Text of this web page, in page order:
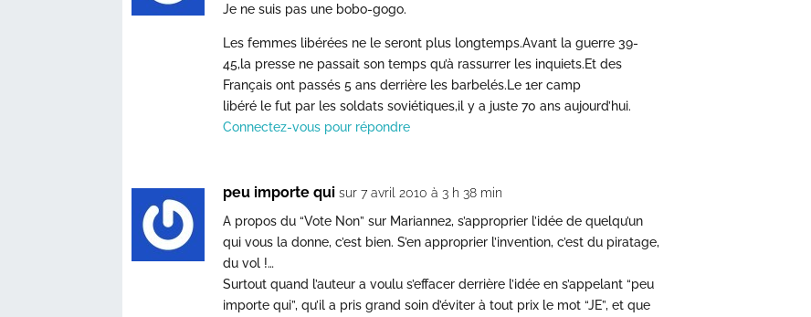
Je ne suis pas une bobo-gogo.
Les femmes libérées ne le seront plus longtemps.Avant la guerre 39-
45,la presse ne passait son temps qu’à rassurrer les inquiets.Et des
Français ont passés 5 ans derrière les barbelés.Le 1er camp
libéré le fut par les soldats soviétiques,il y a juste 70 ans aujourd’hui.
Connectez-vous pour répondre
peu importe qui sur 7 avril 2010 à 3 h 38 min
A propos du “Vote Non” sur Marianne2, s’approprier l’idée de quelqu’un
qui vous la donne, c’est bien. S’en approprier l’invention, c’est du piratage,
du vol !…
Surtout quand l’auteur a voulu s’effacer derrière l’idée en s’appelant “peu
importe qui”, qu’il a pris grand soin d’éviter à tout prix le mot “JE”, et que